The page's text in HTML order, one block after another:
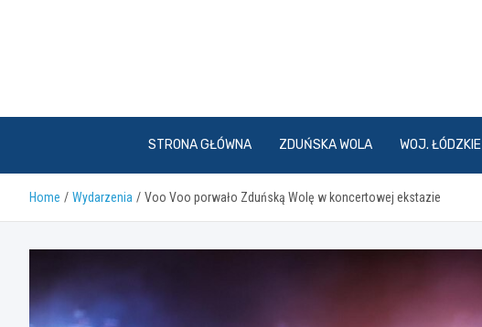
STRONA GŁÓWNA ZDUŃSKA WOLA WOJ. ŁÓDZKIE
Home Wydarzenia Voo Voo porwało Zduńską Wolę w koncertowej ekstazie